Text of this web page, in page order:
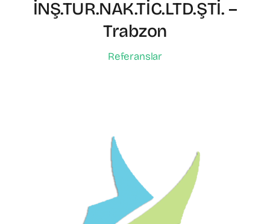
İNŞ.TUR.NAK.TİC.LTD.ŞTİ. –
Trabzon
Referanslar